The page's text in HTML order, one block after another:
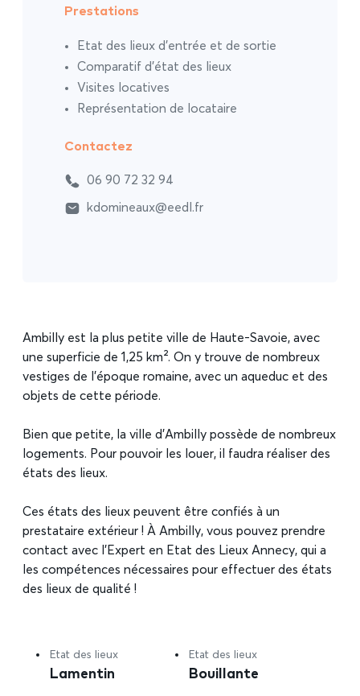
Ambilly est la plus petite ville de Haute-Savoie, avec
une superficie de 1,25 km². On y trouve de nombreux
vestiges de l’époque romaine, avec un aqueduc et des
objets de cette période.
Bien que petite, la ville d’Ambilly possède de nombreux
logements. Pour pouvoir les louer, il faudra réaliser des
états des lieux.
Ces états des lieux peuvent être confiés à un
prestataire extérieur ! À Ambilly, vous pouvez prendre
contact avec l’Expert en Etat des Lieux Annecy, qui a
les compétences nécessaires pour effectuer des états
des lieux de qualité !
Etat des lieux
Lamentin
Etat des lieux
Bouillante
Prestations
Etat des lieux d’entrée et de sortie
Comparatif d’état des lieux
Visites locatives
Représentation de locataire
Contactez
06 90 72 32 94
kdomineaux@eedl.fr